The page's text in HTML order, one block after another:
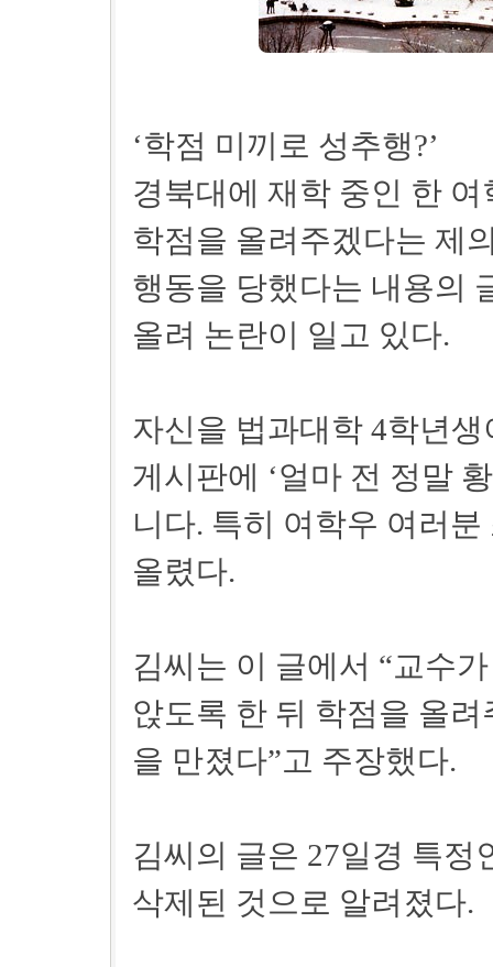
‘학점 미끼로 성추행?’
경북대에 재학 중인 한
학점을 올려주겠다는 제
행동을 당했다는 내용의
올려 논란이 일고 있다.
자신을 법과대학 4학년
게시판에 ‘얼마 전 정말
니다. 특히 여학우 여러
올렸다.
김씨는 이 글에서 “교수
앉도록 한 뒤 학점을 올
을 만졌다”고 주장했다.
김씨의 글은 27일경 특정
삭제된 것으로 알려졌다.